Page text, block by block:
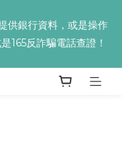
濕亮顏卸妝膏
供銀行資料，或是操作
反詐騙電話查證！